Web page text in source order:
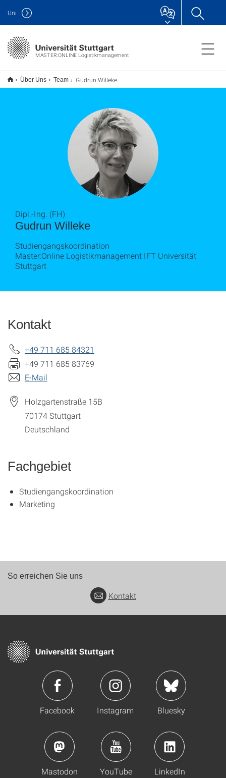
MASTER:ONLINE Logistikmanagement
Uni
Über Uns Team Gudrun Willeke
Gudrun Willeke
Dipl.-Ing. (FH)
Studiengangskoordination
Master:Online Logistikmanagement IFT Universität
Stuttgart
Kontakt
+49 711 685 84321
+49 711 685 83769
E-Mail
Holzgartenstraße 15B
70174Stuttgart
Deutschland
Fachgebiet
Studiengangskoordination
Marketing
So erreichen Sie uns
Kontakt
Facebook Instagram Bluesky
Mastodon YouTube LinkedIn